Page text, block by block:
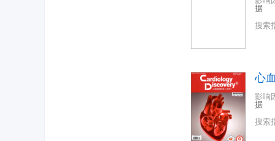
据
搜索
心
影响
据
搜索